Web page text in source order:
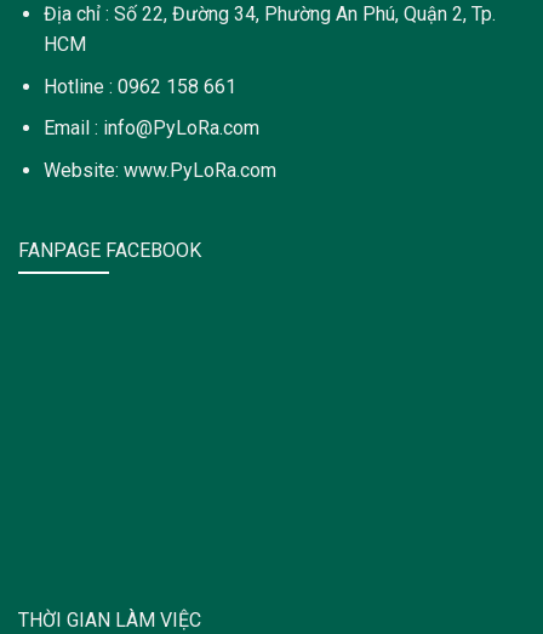
Địa chỉ : Số 22, Đường 34, Phường An Phú, Quận 2, Tp.
HCM
Hotline : 0962 158 661
Email : info@PyLoRa.com
Website: www.PyLoRa.com
FANPAGE FACEBOOK
THỜI GIAN LÀM VIỆC